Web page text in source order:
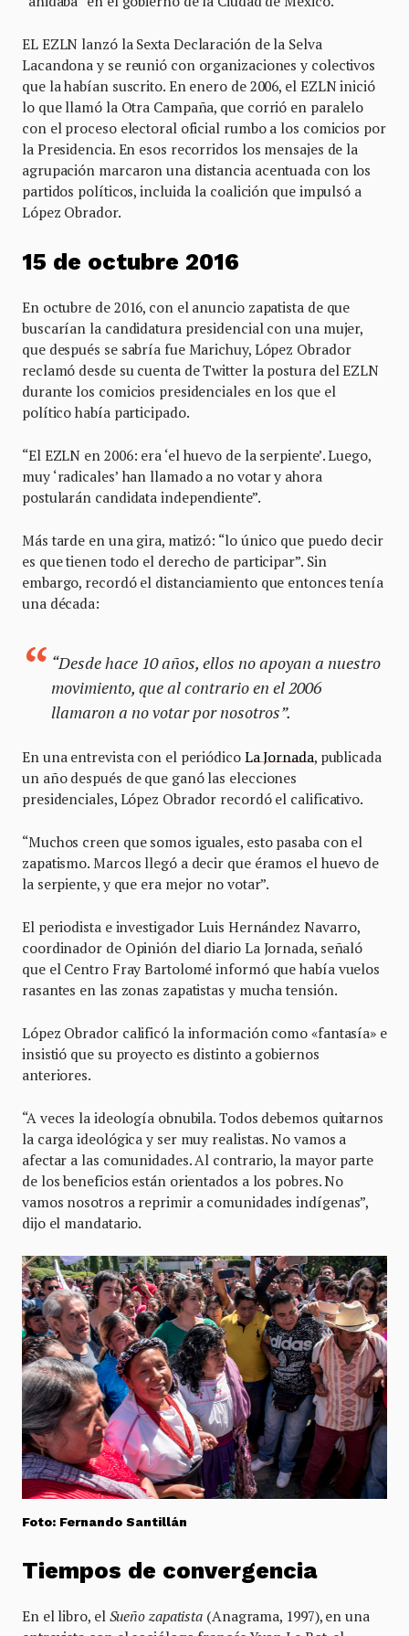
EL EZLN lanzó la Sexta Declaración de la Selva
Lacandona y se reunió con organizaciones y colectivos
que la habían suscrito. En enero de 2006, el EZLN inició
lo que llamó la Otra Campaña, que corrió en paralelo
con el proceso electoral oficial rumbo a los comicios por
la Presidencia. En esos recorridos los mensajes de la
agrupación marcaron una distancia acentuada con los
partidos políticos, incluida la coalición que impulsó a
López Obrador.
15 de octubre 2016
En octubre de 2016, con el anuncio zapatista de que
buscarían la candidatura presidencial con una mujer,
que después se sabría fue Marichuy, López Obrador
reclamó desde su cuenta de Twitter la postura del EZLN
durante los comicios presidenciales en los que el
político había participado.
“El EZLN en 2006: era ‘el huevo de la serpiente’. Luego,
muy ‘radicales’ han llamado a no votar y ahora
postularán candidata independiente”.
Más tarde en una gira, matizó: “lo único que puedo decir
es que tienen todo el derecho de participar”. Sin
embargo, recordó el distanciamiento que entonces tenía
una década:
“Desde hace 10 años, ellos no apoyan a nuestro
movimiento, que al contrario en el 2006
llamaron a no votar por nosotros”.
En una entrevista con el periódico La Jornada, publicada
un año después de que ganó las elecciones
presidenciales, López Obrador recordó el calificativo.
“Muchos creen que somos iguales, esto pasaba con el
zapatismo. Marcos llegó a decir que éramos el huevo de
la serpiente, y que era mejor no votar”.
El periodista e investigador Luis Hernández Navarro,
coordinador de Opinión del diario La Jornada, señaló
que el Centro Fray Bartolomé informó que había vuelos
rasantes en las zonas zapatistas y mucha tensión.
López Obrador calificó la información como «fantasía» e
insistió que su proyecto es distinto a gobiernos
anteriores.
“A veces la ideología obnubila. Todos debemos quitarnos
la carga ideológica y ser muy realistas. No vamos a
afectar a las comunidades. Al contrario, la mayor parte
de los beneficios están orientados a los pobres. No
vamos nosotros a reprimir a comunidades indígenas”,
dijo el mandatario.
Foto: Fernando Santillán
Tiempos de convergencia
En el libro, el Sueño zapatista (Anagrama, 1997), en una